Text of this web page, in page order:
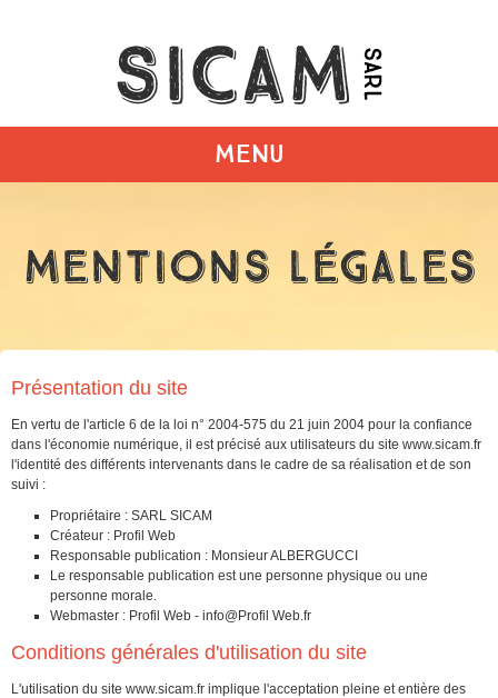
MENU
Mentions légales
Présentation du site
En vertu de l'article 6 de la loi n° 2004-575 du 21 juin 2004 pour la confiance
dans l'économie numérique, il est précisé aux utilisateurs du site www.sicam.fr
l'identité des différents intervenants dans le cadre de sa réalisation et de son
suivi :
Propriétaire : SARL SICAM
Créateur : Profil Web
Responsable publication : Monsieur ALBERGUCCI
Le responsable publication est une personne physique ou une
personne morale.
Webmaster : Profil Web - info@Profil Web.fr
Conditions générales d'utilisation du site
L'utilisation du site www.sicam.fr implique l'acceptation pleine et entière des